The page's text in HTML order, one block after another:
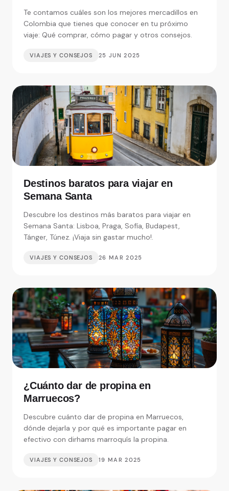
Te contamos cuáles son los mejores mercadillos en
Colombia que tienes que conocer en tu próximo
viaje: Qué comprar, cómo pagar y otros consejos.
VIAJES Y CONSEJOS 25 JUN 2025
Destinos baratos para viajar en
Semana Santa
Descubre los destinos más baratos para viajar en
Semana Santa: Lisboa, Praga, Sofía, Budapest,
Tánger, Túnez. ¡Viaja sin gastar mucho!.
VIAJES Y CONSEJOS 26 MAR 2025
¿Cuánto dar de propina en
Marruecos?
Descubre cuánto dar de propina en Marruecos,
dónde dejarla y por qué es importante pagar en
efectivo con dirhams marroquís la propina.
VIAJES Y CONSEJOS 19 MAR 2025